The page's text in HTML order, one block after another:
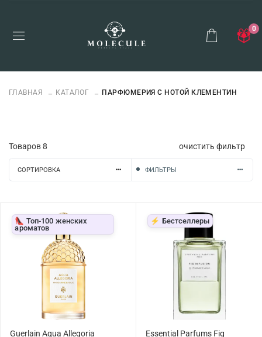
0
ГЛАВНАЯ КАТАЛОГ ПАРФЮМЕРИЯ С НОТОЙ КЛЕМЕНТИН
Товаров8 очистить фильтр
СОРТИРОВКА ФИЛЬТРЫ
👠 Топ-100 женских
ароматов
Guerlain Aqua Allegoria
⚡ Бестселлеры
Essential Parfums Fig